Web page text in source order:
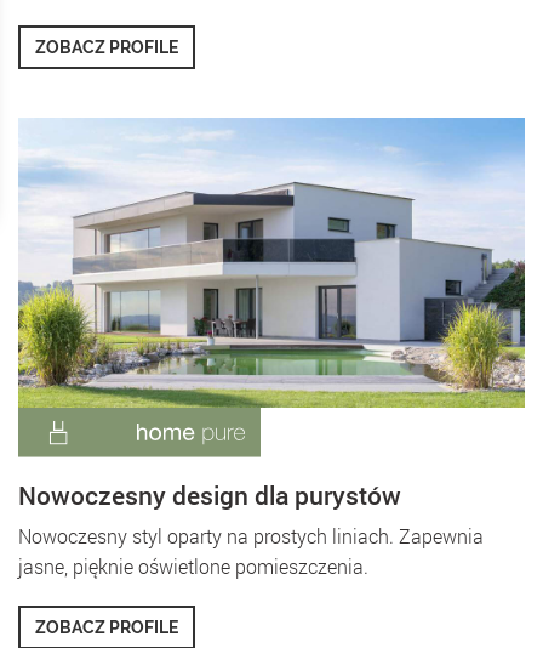
ZOBACZ PROFILE
Nowoczesny design dla purystów
Nowoczesny styl oparty na prostych liniach. Zapewnia
jasne, pięknie oświetlone pomieszczenia.
ZOBACZ PROFILE